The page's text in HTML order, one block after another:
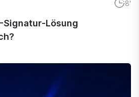
8'
Signatur-Lösung